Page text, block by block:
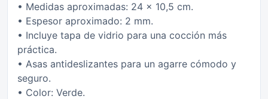
• Medidas aproximadas: 24 x 10,5 cm.
• Espesor aproximado: 2 mm.
• Incluye tapa de vidrio para una cocción más
práctica.
• Asas antideslizantes para un agarre cómodo y
seguro.
• Color: Verde.